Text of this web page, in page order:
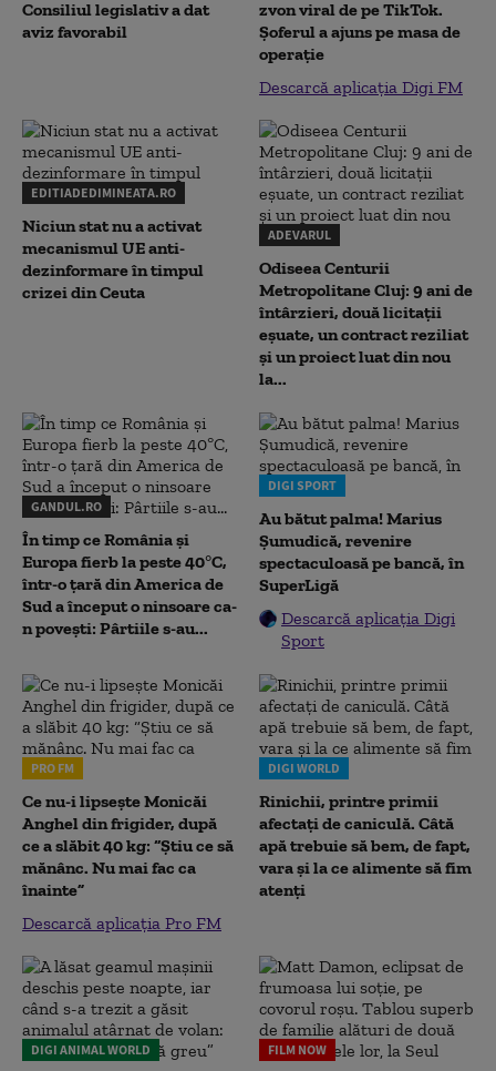
Consiliul legislativ a dat
aviz favorabil
zvon viral de pe TikTok.
Șoferul a ajuns pe masa de
operație
Descarcă aplicația Digi FM
EDITIADEDIMINEATA.RO
Niciun stat nu a activat
mecanismul UE anti-
dezinformare în timpul
crizei din Ceuta
ADEVARUL
Odiseea Centurii
Metropolitane Cluj: 9 ani de
întârzieri, două licitații
eșuate, un contract reziliat
și un proiect luat din nou
la...
GANDUL.RO
În timp ce România și
Europa fierb la peste 40°C,
într-o țară din America de
Sud a început o ninsoare ca-
n povești: Pârtiile s-au...
DIGI SPORT
Au bătut palma! Marius
Șumudică, revenire
spectaculoasă pe bancă, în
SuperLigă
Descarcă aplicația Digi
Sport
PRO FM
Ce nu-i lipsește Monicăi
Anghel din frigider, după
ce a slăbit 40 kg: “Știu ce să
mănânc. Nu mai fac ca
înainte”
Descarcă aplicația Pro FM
DIGI WORLD
Rinichii, printre primii
afectați de caniculă. Câtă
apă trebuie să bem, de fapt,
vara și la ce alimente să fim
atenți
DIGI ANIMAL WORLD FILM NOW